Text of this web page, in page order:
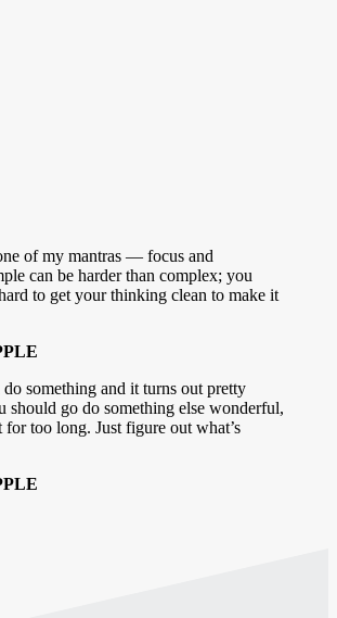
of my mantras — focus and
can be harder than complex; you
to get your thinking clean to make it
something and it turns out pretty
should go do something else wonderful,
too long. Just figure out what’s